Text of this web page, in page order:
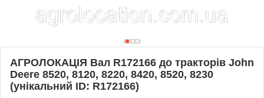
АГРОЛОКАЦІЯ Вал R172166 до тракторів John
Deere 8520, 8120, 8220, 8420, 8520, 8230
(унікальний ID: R172166)